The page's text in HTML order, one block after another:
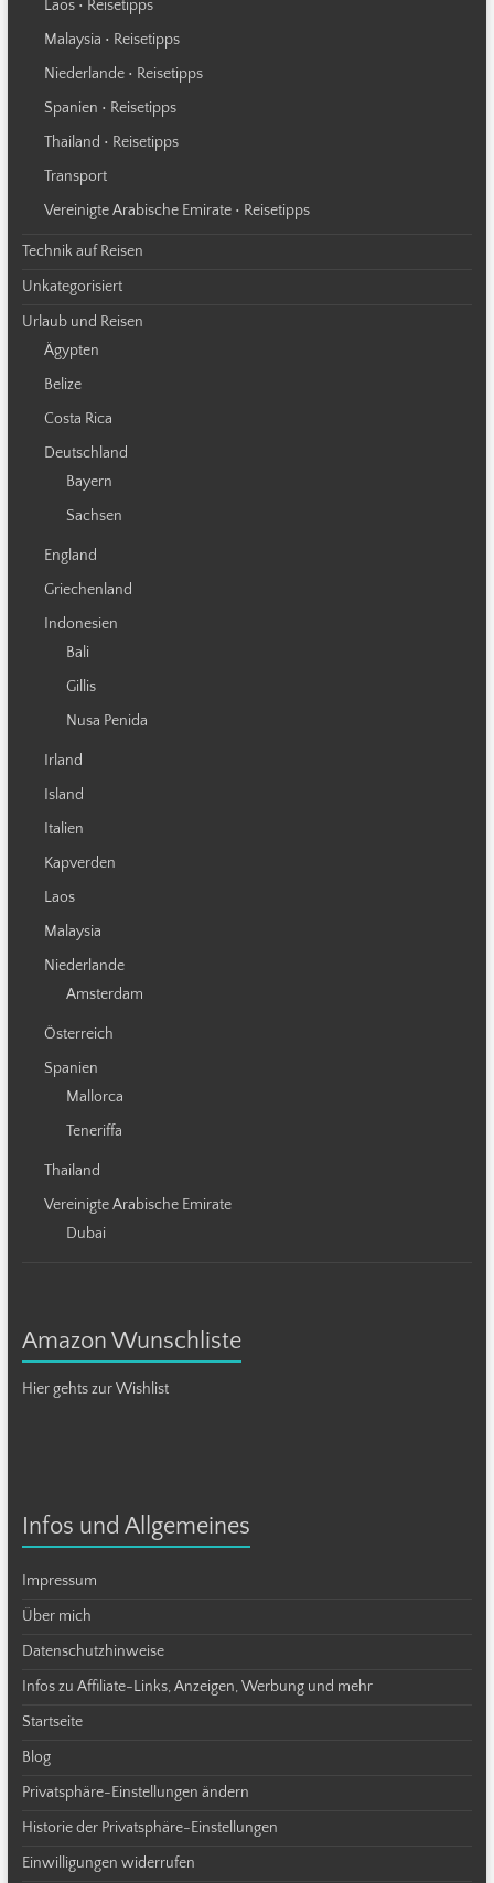
Laos • Reisetipps
Malaysia • Reisetipps
Niederlande • Reisetipps
Spanien • Reisetipps
Thailand • Reisetipps
Transport
Vereinigte Arabische Emirate • Reisetipps
Technik auf Reisen
Unkategorisiert
Urlaub und Reisen
Ägypten
Belize
Costa Rica
Deutschland
Bayern
Sachsen
England
Griechenland
Indonesien
Bali
Gillis
Nusa Penida
Irland
Island
Italien
Kapverden
Laos
Malaysia
Niederlande
Amsterdam
Österreich
Spanien
Mallorca
Teneriffa
Thailand
Vereinigte Arabische Emirate
Dubai
Amazon Wunschliste
Hier gehts zur Wishlist
Infos und Allgemeines
Impressum
Über mich
Datenschutzhinweise
Infos zu Affiliate-Links, Anzeigen, Werbung und mehr
Startseite
Blog
Privatsphäre-Einstellungen ändern
Historie der Privatsphäre-Einstellungen
Einwilligungen widerrufen